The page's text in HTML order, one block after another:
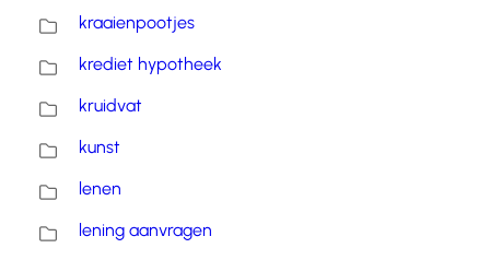
kraaienpootjes
krediet hypotheek
kruidvat
kunst
lenen
lening aanvragen